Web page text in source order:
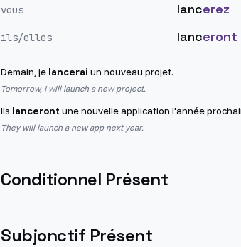
vous lancerez
ils/elles lanceront
Demain, je lancerai un nouveau projet.
Tomorrow, I will launch a new project.
Ils lancerontune nouvelle application l'année
They will launch a new app next year.
Conditionnel Présent
Subjonctif Présent